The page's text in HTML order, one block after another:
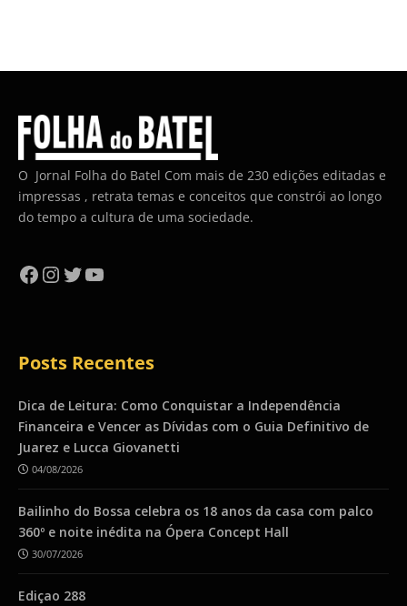
O Jornal Folha do Batel Com mais de 230 edições editadas e
impressas , retrata temas e conceitos que constrói ao longo
do tempo a cultura de uma sociedade.
Facebook
Instagram
Twitter
YouTube
Posts Recentes
Dica de Leitura: Como Conquistar a Independência
Financeira e Vencer as Dívidas com o Guia Definitivo de
Juarez e Lucca Giovanetti
04/08/2026
Bailinho do Bossa celebra os 18 anos da casa com palco
360º e noite inédita na Ópera Concept Hall
30/07/2026
Ediçao 288